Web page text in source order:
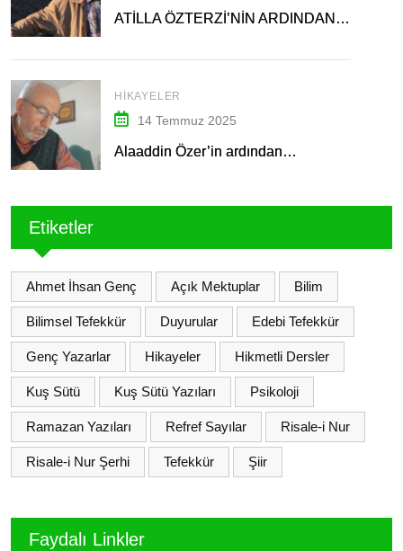
ATİLLA ÖZTERZİ’NİN ARDINDAN…
HIKAYELER
14 Temmuz 2025
Alaaddin Özer’in ardından…
Etiketler
Ahmet İhsan Genç Açık Mektuplar Bilim
Bilimsel Tefekkür Duyurular Edebi Tefekkür
Genç Yazarlar Hikayeler Hikmetli Dersler
Kuş Sütü Kuş Sütü Yazıları Psikoloji
Ramazan Yazıları Refref Sayılar Risale-i Nur
Risale-i Nur Şerhi Tefekkür Şiir
Faydalı Linkler